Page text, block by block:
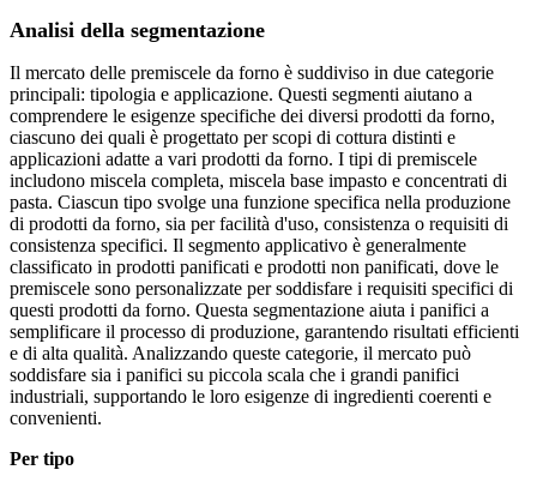
Analisi della segmentazione
Il mercato delle premiscele da forno è suddiviso in due categorie
principali: tipologia e applicazione. Questi segmenti aiutano a
comprendere le esigenze specifiche dei diversi prodotti da forno,
ciascuno dei quali è progettato per scopi di cottura distinti e
applicazioni adatte a vari prodotti da forno. I tipi di premiscele
includono miscela completa, miscela base impasto e concentrati di
pasta. Ciascun tipo svolge una funzione specifica nella produzione
di prodotti da forno, sia per facilità d'uso, consistenza o requisiti di
consistenza specifici. Il segmento applicativo è generalmente
classificato in prodotti panificati e prodotti non panificati, dove le
premiscele sono personalizzate per soddisfare i requisiti specifici di
questi prodotti da forno. Questa segmentazione aiuta i panifici a
semplificare il processo di produzione, garantendo risultati efficienti
e di alta qualità. Analizzando queste categorie, il mercato può
soddisfare sia i panifici su piccola scala che i grandi panifici
industriali, supportando le loro esigenze di ingredienti coerenti e
convenienti.
Per tipo